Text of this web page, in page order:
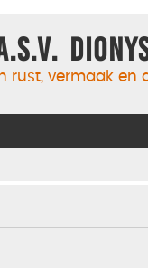
rust, vermaak